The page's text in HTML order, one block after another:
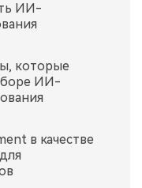
ИИ-
которые
ИИ-
в качестве